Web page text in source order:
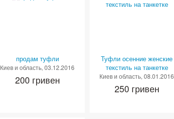
продам туфли
Киев и область, 03.12.2016
200 гривен
Туфли осенние женские
текстиль на танкетке
Киев и область, 08.01.2016
250 гривен